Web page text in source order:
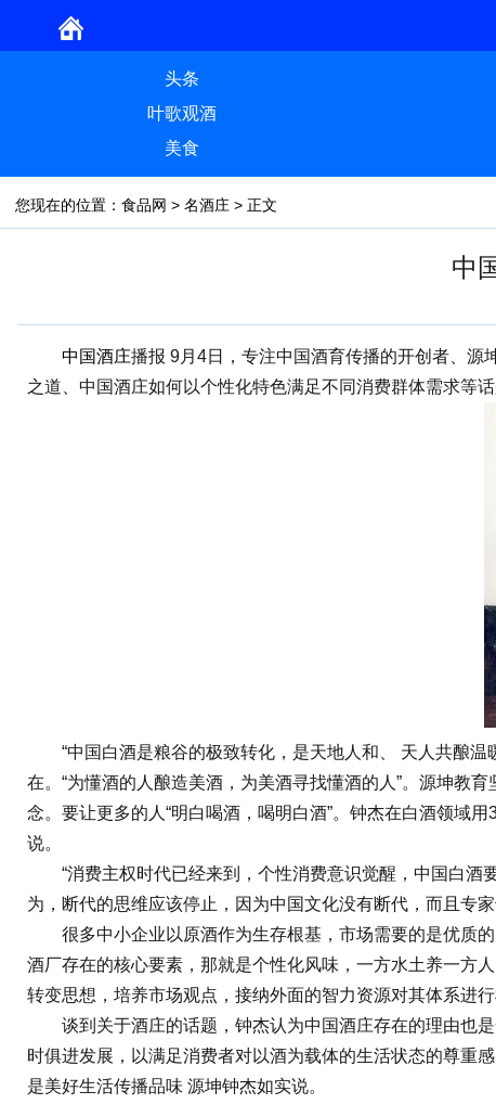
头条
叶歌观酒
美食
您现在的位置： 食品网 > 名酒庄 > 正文
中
中国酒庄播报 9月4日，专注中国酒育传播的开创者、源
之道、中国酒庄如何以个性化特色满足不同消费群体需求等
“中国白酒是粮谷的极致转化，是天地人和、 天人共酿温
在。“为懂酒的人酿造美酒，为美酒寻找懂酒的人”。源坤教
念。要让更多的人“明白喝酒，喝明白酒”。钟杰在白酒领域
说。
“消费主权时代已经来到，个性消费意识觉醒，中国白酒要
为，断代的思维应该停止，因为中国文化没有断代，而且专
很多中小企业以原酒作为生存根基，市场需要的是优质的
酒厂存在的核心要素，那就是个性化风味，一方水土养一方
转变思想，培养市场观点，接纳外面的智力资源对其体系进
谈到关于酒庄的话题，钟杰认为中国酒庄存在的理由也是
时俱进发展，以满足消费者对以酒为载体的生活状态的尊重
是美好生活传播品味 源坤钟杰如实说。